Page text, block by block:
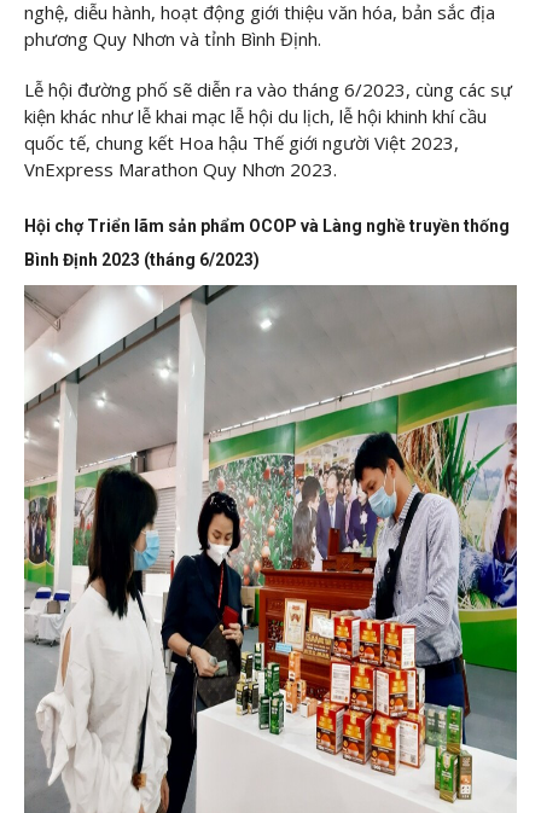
nghệ, diễu hành, hoạt động giới thiệu văn hóa, bản sắc địa
phương Quy Nhơn và tỉnh Bình Định.
Lễ hội đường phố sẽ diễn ra vào tháng 6/2023, cùng các sự
kiện khác như lễ khai mạc lễ hội du lịch, lễ hội khinh khí cầu
quốc tế, chung kết Hoa hậu Thế giới người Việt 2023,
VnExpress Marathon Quy Nhơn 2023.
Hội chợ Triển lãm sản phẩm OCOP và Làng nghề truyền thống
Bình Định 2023 (tháng 6/2023)